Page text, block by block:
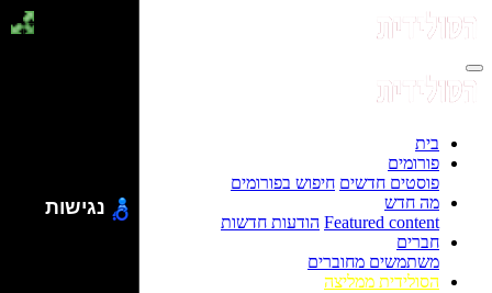
בית
פורומים
פוסטים חדשים חיפוש בפורומים
מה חדש
Featured content הודעות חדשות
חברים
משתמשים מחוברים
הסולידית ממליצה
נגישות